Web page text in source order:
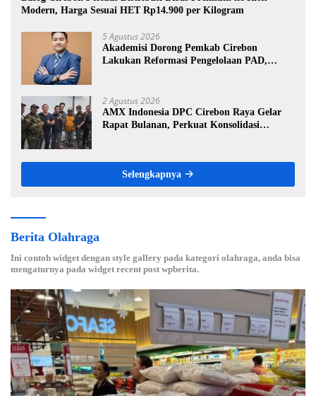
Modern, Harga Sesuai HET Rp14.900 per Kilogram
5 Agustus 2026
Akademisi Dorong Pemkab Cirebon
Lakukan Reformasi Pengelolaan PAD,
2 Agustus 2026
AMX Indonesia DPC Cirebon Raya Gelar
Rapat Bulanan, Perkuat Konsolidasi
Selengkapnya
Berita Olahraga
Ini contoh widget dengan style gallery pada kategori olahraga, anda bisa
mengaturnya pada widget recent post wpberita.